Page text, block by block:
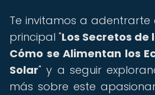
Te invitamos a
principal "Los Secretos de
Cómo se Alimentan los
Solar" y a seguir
más sobre este